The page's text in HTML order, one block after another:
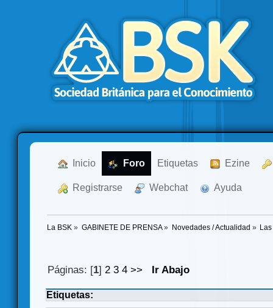
Inicio Foro Etiquetas Ezine
Registrarse Webchat Ayuda
La BSK » GABINETE DE PRENSA» Novedades / Actualidad »
Páginas: [1]2 3 4 >> Ir Abajo
Etiquetas: